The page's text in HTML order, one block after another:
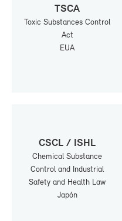
TS­CA
To­xic Subs­tan­ces Con­trol
Act
EUA
CSCL / ISHL
Che­mi­cal Subs­tan­ce
Con­trol and In­dus­trial
Sa­fety and Health Law
Ja­pón